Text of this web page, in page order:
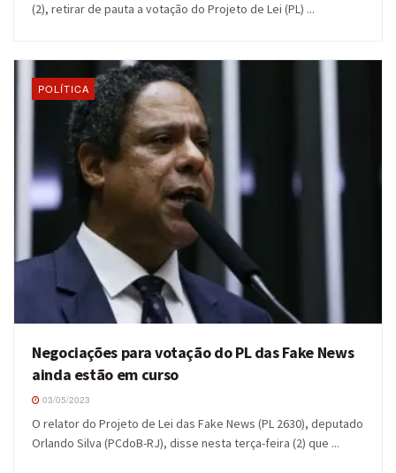
(2), retirar de pauta a votação do Projeto de Lei (PL) ...
POLÍTICA
Negociações para votação do PL das Fake News
ainda estão em curso
03/05/2023
O relator do Projeto de Lei das Fake News (PL 2630), deputado
Orlando Silva (PCdoB-RJ), disse nesta terça-feira (2) que ...